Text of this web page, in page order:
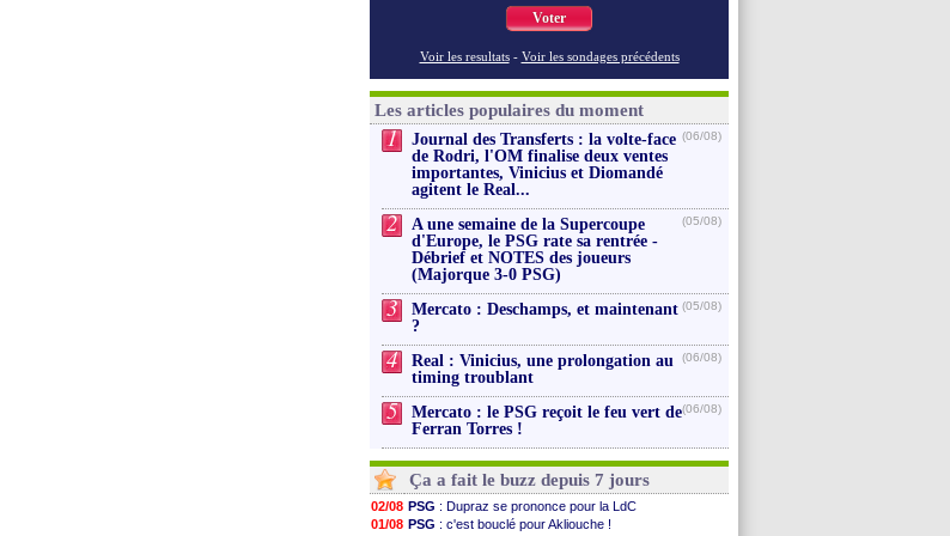
Voter
Voir les resultats - Voir les sondages précédents
Les articles populaires du moment
1
Journal des Transferts : la volte-face
de Rodri, l'OM finalise deux ventes
importantes, Vinicius et Diomandé
agitent le Real...
(06/08)
2
A une semaine de la Supercoupe
d'Europe, le PSG rate sa rentrée -
Débrief et NOTES des joueurs
(Majorque 3-0 PSG)
(05/08)
3
Mercato : Deschamps, et maintenant
?
(05/08)
4
Real : Vinicius, une prolongation au
timing troublant
(06/08)
5
Mercato : le PSG reçoit le feu vert de
Ferran Torres !
(06/08)
Ça a fait le buzz depuis 7 jours
02/08 PSG : Dupraz se prononce pour la LdC
01/08 PSG : c'est bouclé pour Akliouche !